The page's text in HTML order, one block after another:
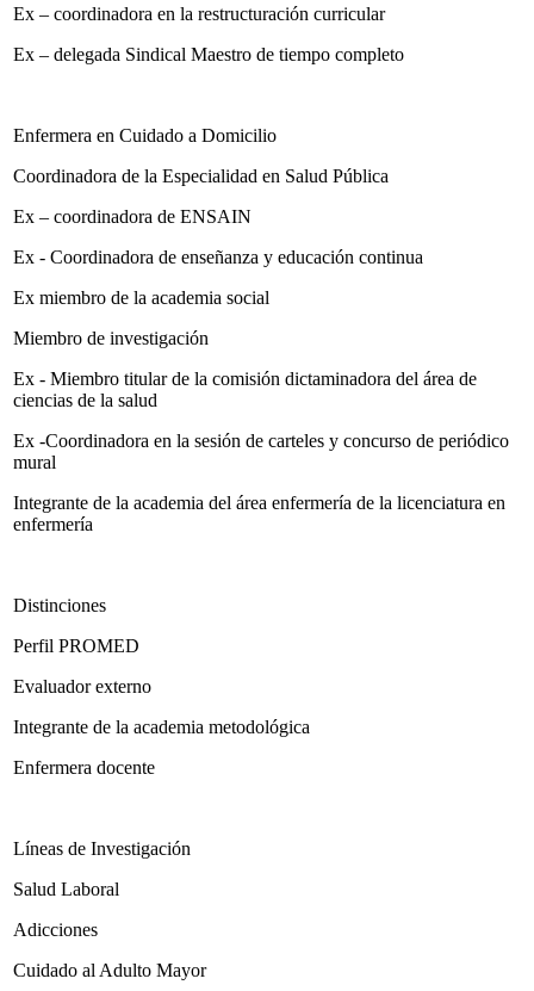
Ex – coordinadora en la restructuración curricular
Ex – delegada Sindical Maestro de tiempo completo
Enfermera en Cuidado a Domicilio
Coordinadora de la Especialidad en Salud Pública
Ex – coordinadora de ENSAIN
Ex - Coordinadora de enseñanza y educación continua
Ex miembro de la academia social
Miembro de investigación
Ex - Miembro titular de la comisión dictaminadora del área de
ciencias de la salud
Ex -Coordinadora en la sesión de carteles y concurso de periódico
mural
Integrante de la academia del área enfermería de la licenciatura en
enfermería
Distinciones
Perfil PROMED
Evaluador externo
Integrante de la academia metodológica
Enfermera docente
Líneas de Investigación
Salud Laboral
Adicciones
Cuidado al Adulto Mayor